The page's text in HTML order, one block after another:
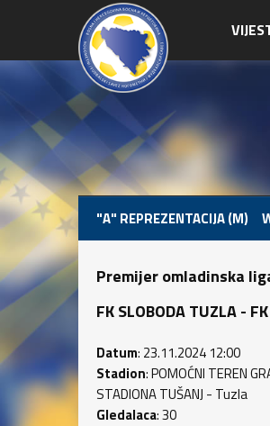
"A" REPREZENTACIJA (M)
Premijer omladinska
FK SLOBODA TUZLA -
Datum: 23.11.2024 12:00
Stadion: POMOĆNI TEREN
STADIONA TUŠANJ - Tuzla
Gledalaca: 30